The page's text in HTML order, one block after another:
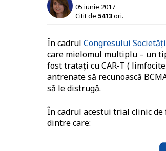
05 iunie 2017
Citit de 5413ori.
În cadrul Congresului
care mielomul multiplu – un
fost tratați cu CAR-T (
antrenate să recunoască
să le distrugă.
În cadrul acestui trial clinic de
dintre care: